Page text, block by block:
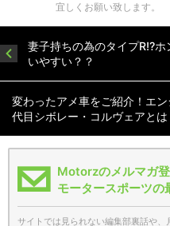
宜しくお願い致します。
妻子持ちの為のタイプR!?
いやすい？？
変わったアメ車をご紹介！エ
代目シボレー・コルヴェアとは
Motorzのメルマガ
モータースポーツの
サイトでは見られない編集部裏話や